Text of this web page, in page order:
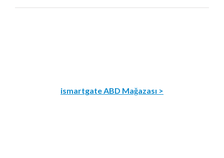
ismartgate ABD Mağazası >